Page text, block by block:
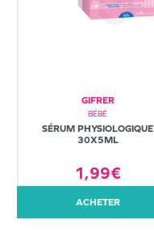
GIFRER
BÉBÉ
SÉRUM PHYSIOLOGIQUE
30X5ML
1,99€
ACHETER